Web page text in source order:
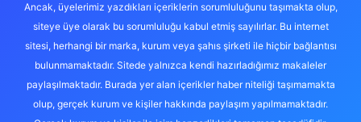
Ancak, üyelerimiz yazdıkları içeriklerin sorumluluğunu taşımakta olup,
siteye üye olarak bu sorumluluğu kabul etmiş sayılırlar. Bu internet
sitesi, herhangi bir marka, kurum veya şahıs şirketi ile hiçbir bağlantısı
bulunmamaktadır. Sitede yalnızca kendi hazırladığımız makaleler
paylaşılmaktadır. Burada yer alan içerikler haber niteliği taşımamakta
olup, gerçek kurum ve kişiler hakkında paylaşım yapılmamaktadır.